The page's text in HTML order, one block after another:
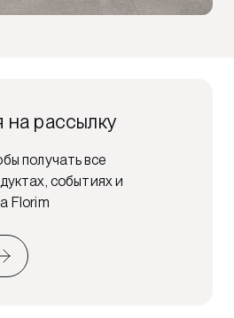
на рассылку
получать все
событиях и
Florim